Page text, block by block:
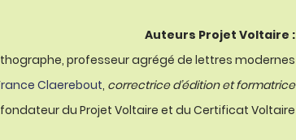
Auteurs Projet Voltaire :
professeur agrégé de lettres modernes
Claerebout, correctrice d’édition et formatrice
du Projet Voltaire et du Certificat Voltaire